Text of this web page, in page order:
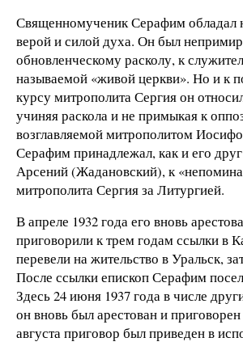
Священномученик Серафим обладал
верой и силой духа. Он был
обновленческому расколу, к
называемой «живой церкви». Но и к
курсу митрополита Сергия он
учиняя раскола и не примыкая к
возглавляемой митрополитом
Серафим принадлежал, как и его
Арсений (Жадановский), к
митрополита Сергия за Литургией.
В апреле 1932 года его вновь
приговорили к трем годам ссылки в
перевели на жительство в Уральск,
После ссылки епископ Серафим
Здесь 24 июня 1937 года в числе
он вновь был арестован и приговорен
августа приговор был приведен в